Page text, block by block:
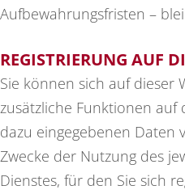
Aufbewahrungsfristen –
REGISTRIERUNG AUF
Sie können sich auf dieser
zusätzliche Funktionen auf
dazu eingegebenen Daten
Zwecke der Nutzung des
Dienstes, für den Sie sich